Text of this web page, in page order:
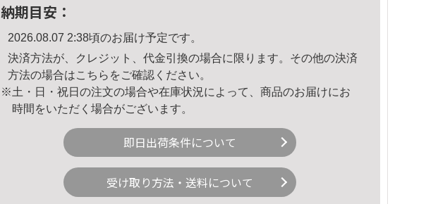
納期目安：
2026.08.07 2:38頃のお届け予定です。
決済方法が、クレジット、代金引換の場合に限ります。その他の決済
方法の場合はこちら をご確認ください。
※土・日・祝日の注文の場合や在庫状況によって、商品のお届けにお
時間をいただく場合がございます。
即日出荷条件について
受け取り方法・送料について